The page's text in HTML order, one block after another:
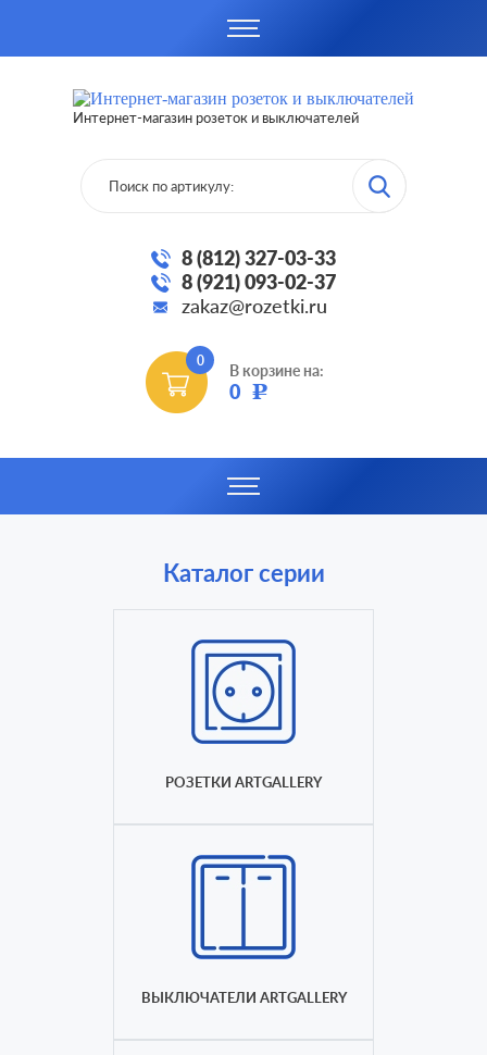
Интернет-магазин розеток и выключателей
8 (812) 327-03-33
8 (921) 093-02-37
zakaz@rozetki.ru
0
В корзине на:
0 Р
Каталог серии
РОЗЕТКИ ARTGALLERY
ВЫКЛЮЧАТЕЛИ ARTGALLERY